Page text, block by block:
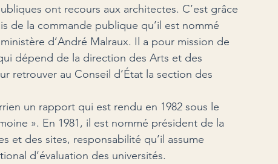
ont recours aux architectes. C’est grâce
de la commande publique qu’il est nommé
d’André Malraux. Il a pour mission de
dépend de la direction des Arts et des
retrouver au Conseil d’État la section des
un rapport qui est rendu en 1982 sous le
». En 1981, il est nommé président de la
et des sites, responsabilité qu’il assume
d’évaluation des universités.